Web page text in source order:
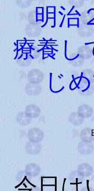
明治
療養し
じ